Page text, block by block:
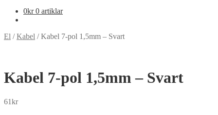
0kr 0 artiklar
El /Kabel /Kabel 7-pol 1,5mm – Svart
Kabel 7-pol 1,5mm – Svart
61kr